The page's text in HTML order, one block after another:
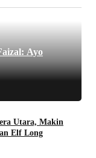
Ayo
Utara, Makin
Elf Long